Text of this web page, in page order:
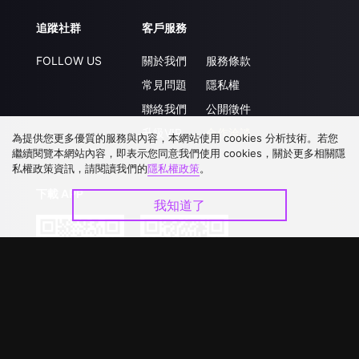
追蹤社群
FOLLOW US
客戶服務
關於我們
常見問題
聯絡我們
升級VIP
服務條款
隱私權
公開徵件
合作洽談
下載 APP
為提供您更多優質的服務與內容，本網站使用 cookies 分析技術。若您
繼續閱覽本網站內容，即表示您同意我們使用 cookies，關於更多相關隱
私權政策資訊，請閱讀我們的隱私權政策。
我知道了